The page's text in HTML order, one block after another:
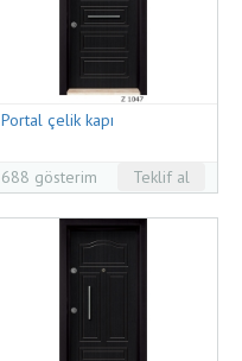
Portal çelik kapı
688 gösterim Teklif al